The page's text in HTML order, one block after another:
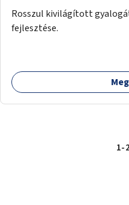
Rosszul kivilágított
fejlesztése.
1-